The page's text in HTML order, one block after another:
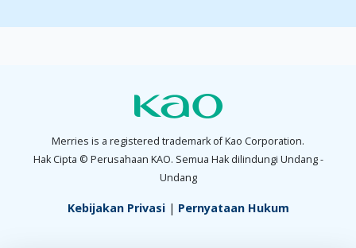
Merries is a registered trademark of Kao Corporation.
Hak Cipta © Perusahaan KAO. Semua Hak dilindungi Undang -
Undang
Kebijakan Privasi| Pernyataan Hukum